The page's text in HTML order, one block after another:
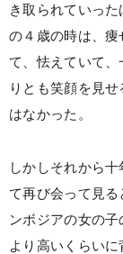
き取られていった
の４歳の時は、痩
て、怯えていて、
りとも笑顔を見せ
はなかった。
しかしそれから十
て再び会って見る
ンボジアの女の子
より高いくらいに